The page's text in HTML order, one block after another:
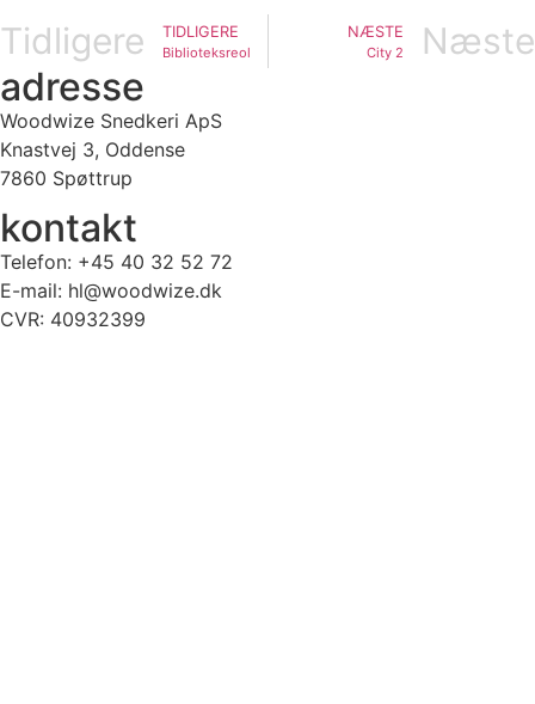
Tidligere TIDLIGERE
Biblioteksreol
NÆSTE
City 2 Næste
adresse
Woodwize Snedkeri ApS
Knastvej 3, Oddense
7860 Spøttrup
kontakt
Telefon: +45 40 32 52 72
E-mail: hl@woodwize.dk
CVR: 40932399